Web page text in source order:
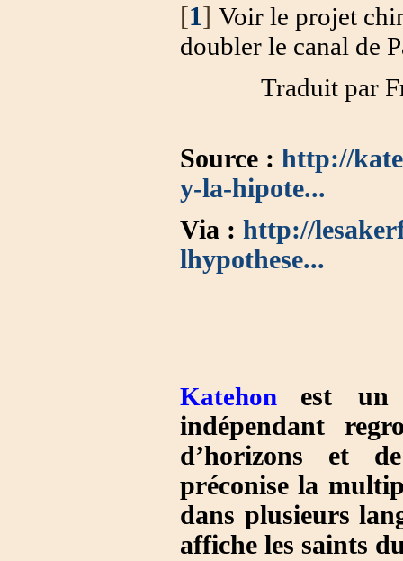
[1] Voir le projet
doubler le canal de
Traduit par
Source : http://
y-la-hipote...
Via : http://
lhypothese...
Katehon
est
indépendant
d’horizons et
préconise la
dans plusieurs
affiche les saints